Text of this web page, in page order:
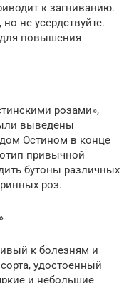
к загниванию.
не усердствуйте.
для повышения
розами»,
выведены
Остином в конце
привычной
бутоны различных
роз.
к болезням и
удостоенный
и небольшие